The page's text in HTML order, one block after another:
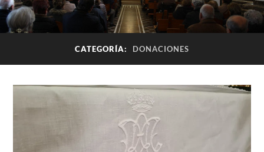
CATEGORÍA: DONACIONES